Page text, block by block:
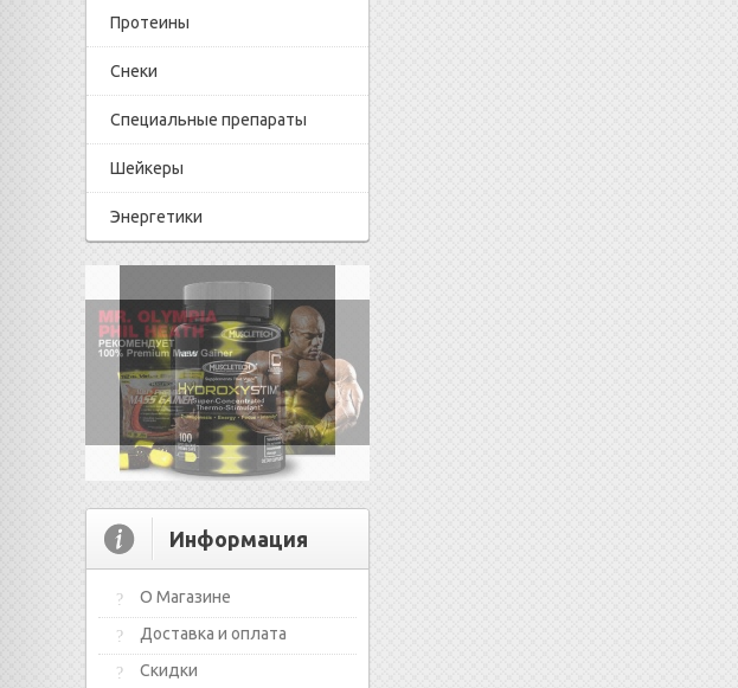
Протеины
Снеки
Специальные препараты
Шейкеры
Энергетики
Информация
О Магазине
Доставка и оплата
Скидки